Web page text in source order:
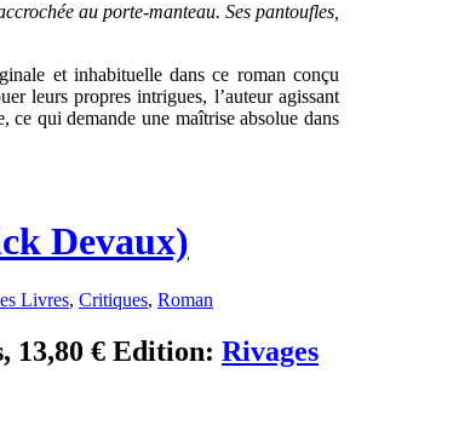
au porte-manteau. Ses pantoufles,
et inhabituelle dans ce roman conçu
leurs propres intrigues, l’auteur agissant
ce qui demande une maîtrise absolue dans
Devaux)
Livres, Critiques, Roman
13,80 € Edition: Rivages